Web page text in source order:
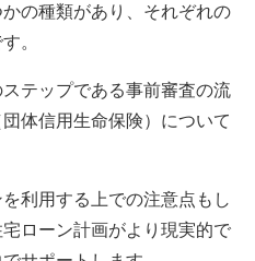
の種類があり、それぞれの
。
テップである事前審査の流
体信用生命保険）について
利用する上での注意点もし
ローン計画がより現実的で